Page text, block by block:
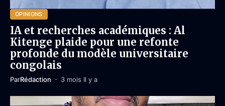
OPINIONS
IA et recherches académiques : Al
Kitenge plaide pour une refonte
profonde du modèle universitaire
congolais
ParRédaction 3 mois Il y a